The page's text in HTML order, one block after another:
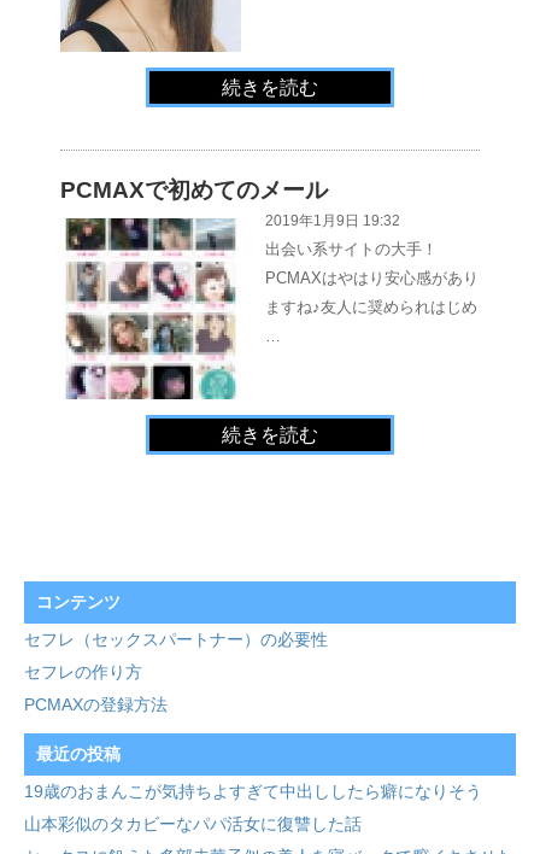
続きを読む
PCMAXで初めてのメール
2019年1月9日 19:32
出会い系サイトの大手！
PCMAXはやはり安心感があり
ますね♪友人に奨められはじめ
続きを読む
コンテンツ
セフレ（セックスパートナー）の必要性
セフレの作り方
PCMAXの登録方法
最近の投稿
19歳のおまんこが気持ちよすぎて中出ししたら癖になりそう
山本彩似のタカビーなパパ活女に復讐した話